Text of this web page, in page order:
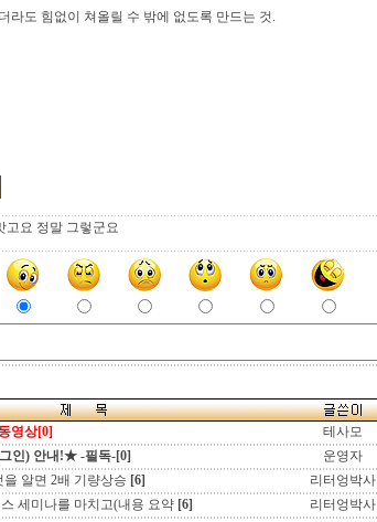
라도 힘없이 쳐올릴 수 밖에 없도록 만드는 것.
고요 정말 그렇군요
영상[0] 테사모
인) 안내!★ -필독-[0] 운영자
알면 2배 기량상승 [6] 리터엉박사
세미나를 마치고(내용 요약 [6] 리터엉박사